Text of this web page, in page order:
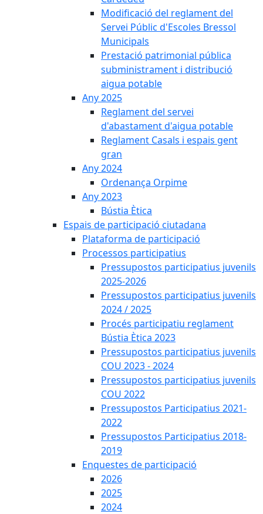
Modificació del reglament del
Servei Públic d'Escoles Bressol
Municipals
Prestació patrimonial pública
subministrament i distribució
aigua potable
Any 2025
Reglament del servei
d'abastament d'aigua potable
Reglament Casals i espais gent
gran
Any 2024
Ordenança Orpime
Any 2023
Bústia Ètica
Espais de participació ciutadana
Plataforma de participació
Processos participatius
Pressupostos participatius juvenils
2025-2026
Pressupostos participatius juvenils
2024 / 2025
Procés participatiu reglament
Bústia Ètica 2023
Pressupostos participatius juvenils
COU 2023 - 2024
Pressupostos participatius juvenils
COU 2022
Pressupostos Participatius 2021-
2022
Pressupostos Participatius 2018-
2019
Enquestes de participació
2026
2025
2024